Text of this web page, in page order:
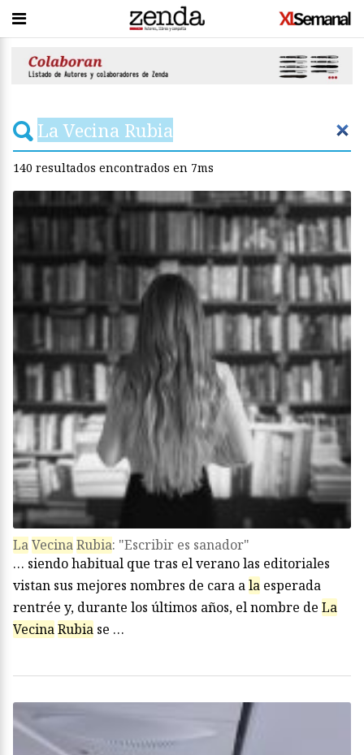
140 resultados encontrados en 7ms
LaVecinaRubia: "Escribir es sanador"
… siendo habitual que tras el verano las editoriales
vistan sus mejores nombres de cara ala esperada
rentrée y, durante los últimos años, el nombre de La
VecinaRubia se …